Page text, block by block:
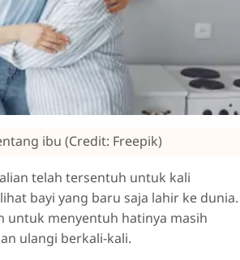
ibu (Credit: Freepik)
telah tersentuh untuk kali
bayi yang baru saja lahir ke dunia.
untuk menyentuh hatinya masih
ulangi berkali-kali.